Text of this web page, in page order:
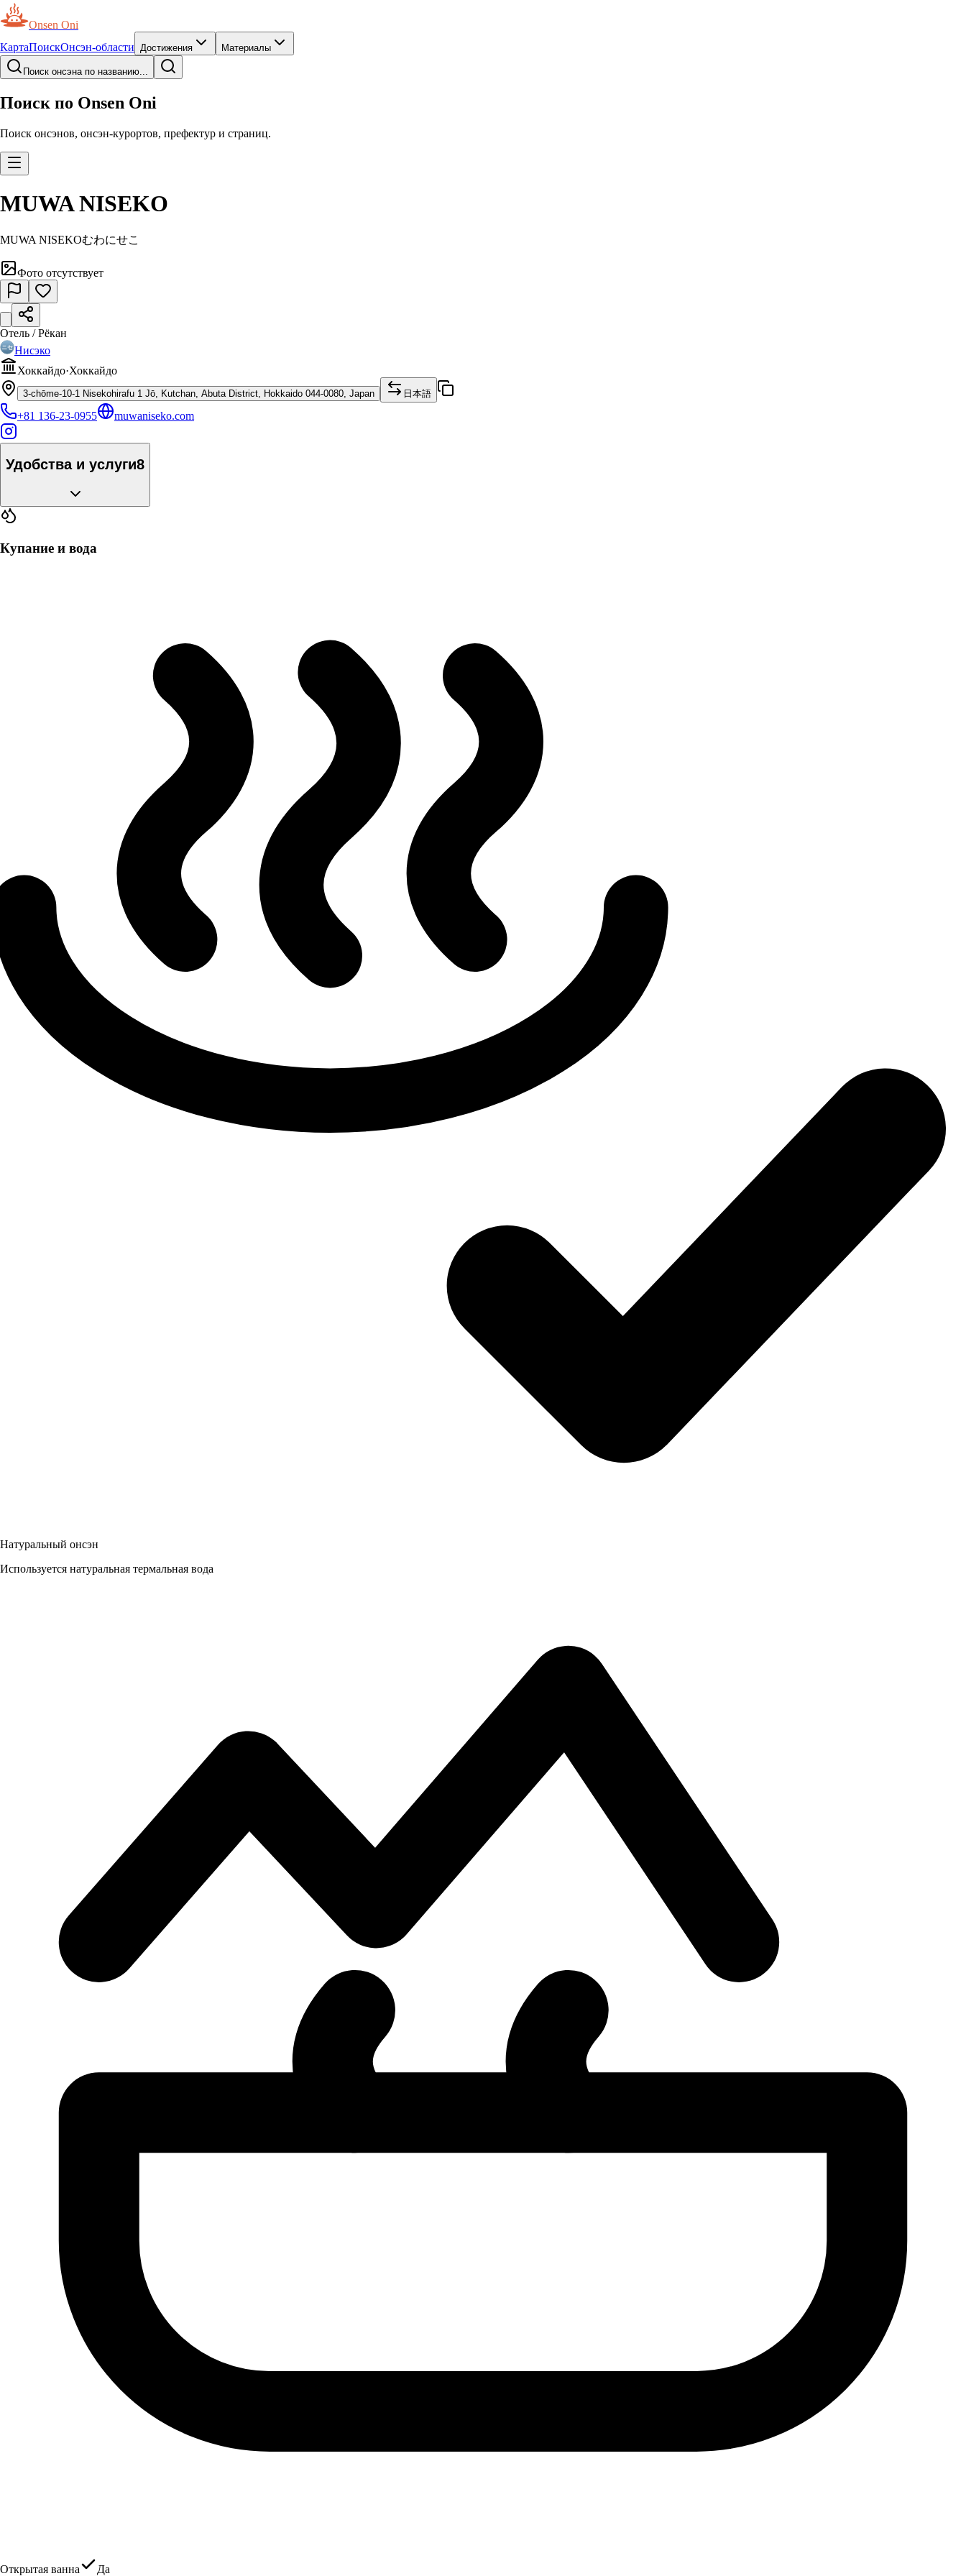
Onsen Oni
КартаПоискОнсэн-области Достижения Материалы
Поиск онсэна по названию...
Поиск по Onsen Oni
Поиск онсэнов, онсэн-курортов, префектур и страниц.
MUWA NISEKO
MUWA NISEKOむわにせこ
Фото отсутствует
Отель / Рёкан
Нисэко
Хоккайдо·Хоккайдо
3-chōme-10-1 Nisekohirafu 1 Jō, Kutchan, Abuta District, Hokkaido 044-0080, Japan 日本語
+81 136-23-0955 muwaniseko.com
Удобства и услуги8
Купание и вода
Натуральный онсэн
Используется натуральная термальная вода
Открытая ванна Да